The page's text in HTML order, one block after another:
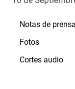
Notas de prensa
Fotos
Cortes audio